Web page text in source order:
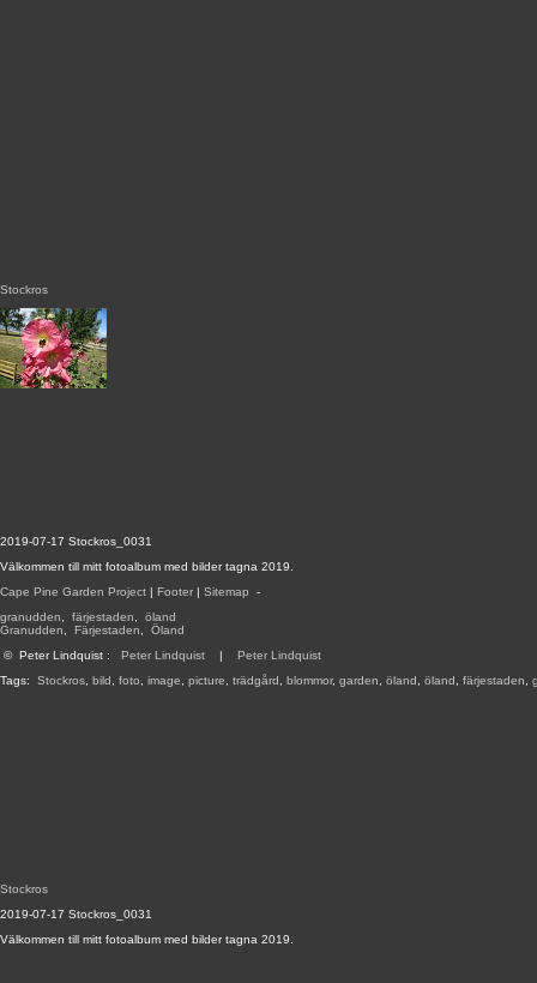
2019-07-17 Stockros_0031
Välkommen till mitt fotoalbum med bilder tagna 2019.
Cape Pine Garden Project | Footer | Sitemap -
granudden
färjestaden
öland
Granudden
Färjestaden
Öland
© Peter Lindquist : Peter Lindquist | Peter Lindquist
Tags: Stockros bild foto image picture trädgård blommor, garden öland öland färjestaden
Stockros
Stockros
2019-07-17 Stockros_0031
Välkommen till mitt fotoalbum med bilder tagna 2019.